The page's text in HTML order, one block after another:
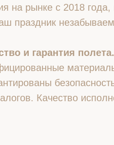
на рынке с 2018
праздник
и гарантия полета.
Качество